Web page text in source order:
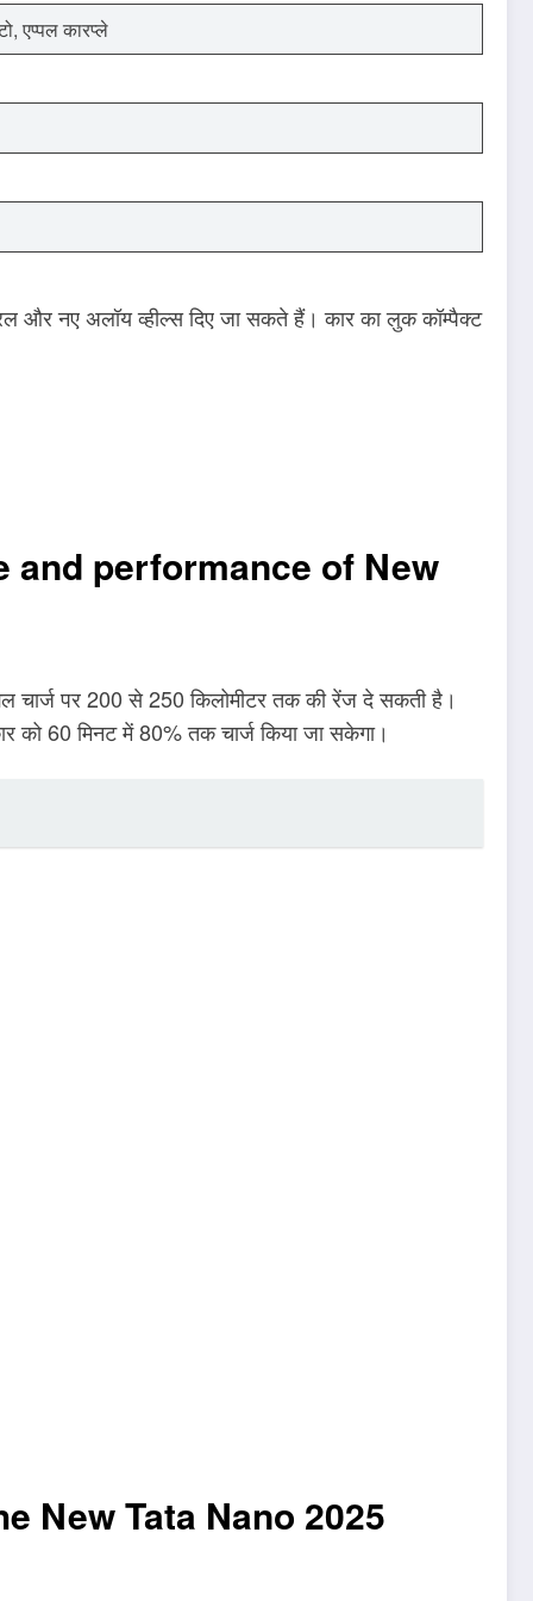
एप्पल कारप्ले
और नए अलॉय व्हील्स दिए जा सकते हैं। कार का लुक कॉम्पैक्ट
and performance of New
चार्ज पर 200 से 250 किलोमीटर तक की रेंज दे सकती है।
को 60 मिनट में 80% तक चार्ज किया जा सकेगा।
New Tata Nano 2025